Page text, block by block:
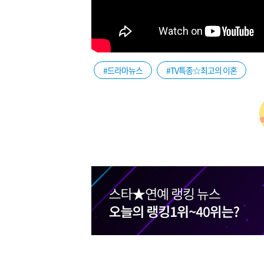
#드라마뉴스 #TV특종☆최고의 이혼